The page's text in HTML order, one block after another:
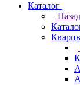
Каталог
Назад